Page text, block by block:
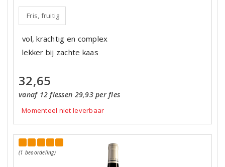
Fris, fruitig
vol, krachtig en complex
lekker bij zachte kaas
32,65
vanaf 12 flessen 29,93 per fles
Momenteel niet leverbaar
(1 beoordeling)